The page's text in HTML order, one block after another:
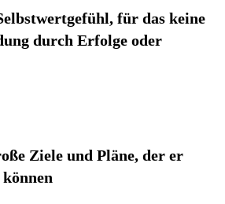
für das keine
durch Erfolge oder
Ziele und Pläne, der er